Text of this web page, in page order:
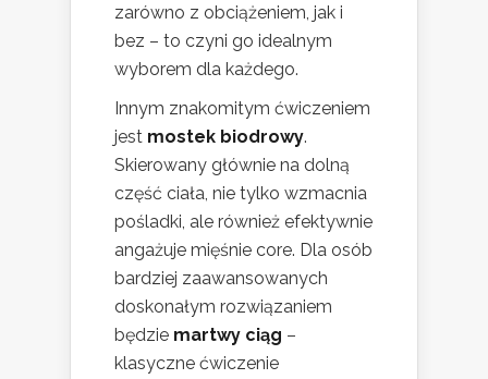
zarówno z obciążeniem, jak i
bez – to czyni go idealnym
wyborem dla każdego.
Innym znakomitym ćwiczeniem
jest mostek biodrowy.
Skierowany głównie na dolną
część ciała, nie tylko wzmacnia
pośladki, ale również efektywnie
angażuje mięśnie core. Dla osób
bardziej zaawansowanych
doskonałym rozwiązaniem
będzie martwy ciąg –
klasyczne ćwiczenie